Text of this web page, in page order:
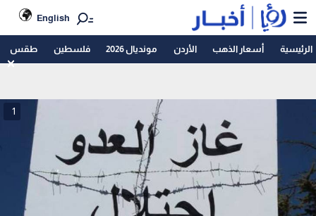
English
الرئيسية أسعار الذهب الأردن مونديال 2026 فلسطين طقس
1